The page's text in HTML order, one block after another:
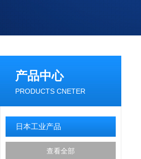
产品中心
PRODUCTS CNETER
日本工业产品
查看全部